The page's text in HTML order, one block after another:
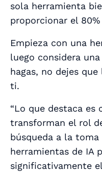
sola herramienta
proporcionar el
Empieza con una
luego considera
hagas, no dejes
ti.
“Lo que destaca es
transforman el rol
búsqueda a la
herramientas de IA
significativamente